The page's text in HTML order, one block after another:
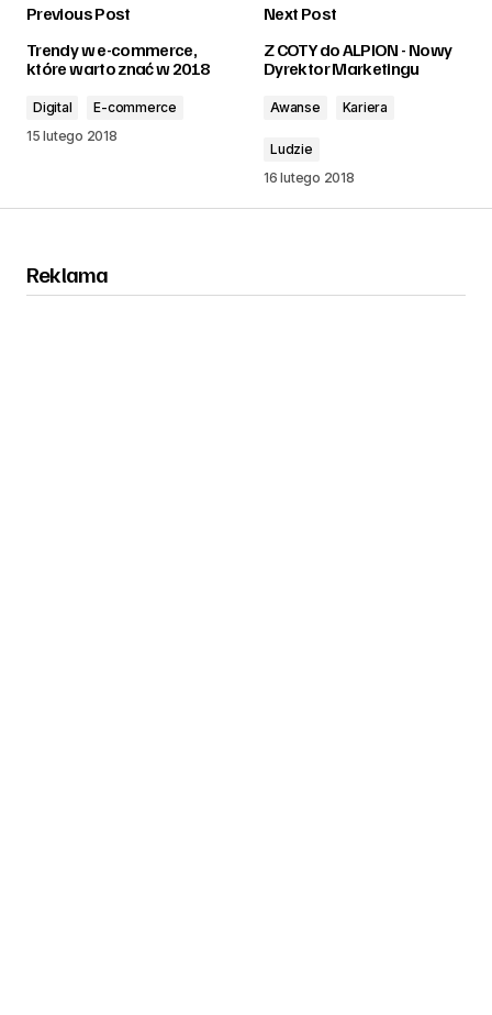
Previous Post
Trendy w e-commerce,
które warto znać w 2018
Digital
E-commerce
15 lutego 2018
Next Post
Z COTY do ALPION - Nowy
Dyrektor Marketingu
Awanse Kariera
Ludzie
16 lutego 2018
Reklama